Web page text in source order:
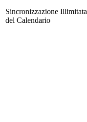
Sincronizzazione Illimitata
del Calendario